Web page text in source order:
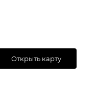
Открыть карту